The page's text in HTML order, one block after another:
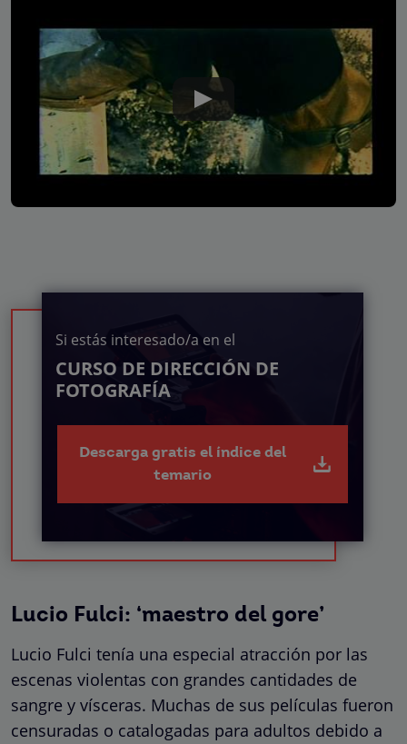
Si estás interesado/a en el
CURSO DE DIRECCIÓN DE
FOTOGRAFÍA
Descarga gratis el índice del
temario
Lucio Fulci: ‘maestro del gore’
Lucio Fulci tenía una especial atracción por las
escenas violentas con grandes cantidades de
sangre y vísceras. Muchas de sus películas fueron
censuradas o catalogadas para adultos debido a